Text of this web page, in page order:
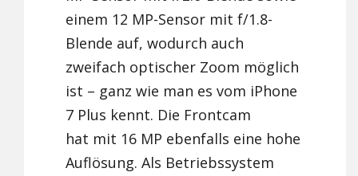
einem 12 MP-Sensor mit f/1.8-
Blende auf, wodurch auch
zweifach optischer Zoom möglich
ist – ganz wie man es vom iPhone
7 Plus kennt. Die Frontcam
hat mit 16 MP ebenfalls eine hohe
Auflösung. Als Betriebssystem